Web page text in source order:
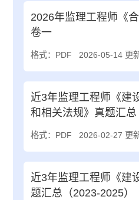
2026年监理工程师《
卷一
格式：PDF 2026-05-14 更
近3年监理工程师《建
和相关法规》真题汇总
格式：PDF 2026-02-27 更
近3年监理工程师《建
题汇总（2023-2025）